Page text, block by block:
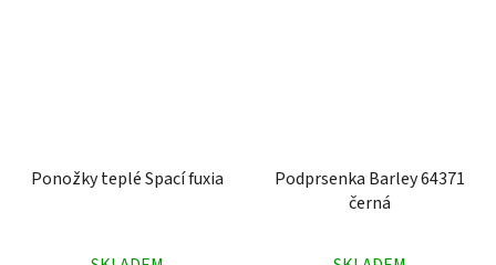
Ponožky teplé Spací fuxia
Podprsenka Barley 64371
černá